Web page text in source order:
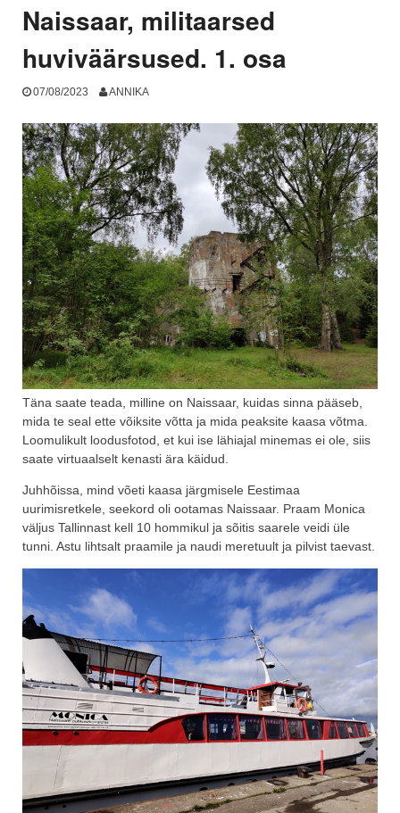
Naissaar, militaarsed
huviväärsused. 1. osa
07/08/2023 ANNIKA
Täna saate teada, milline on Naissaar, kuidas sinna pääseb,
mida te seal ette võiksite võtta ja mida peaksite kaasa võtma.
Loomulikult loodusfotod, et kui ise lähiajal minemas ei ole, siis
saate virtuaalselt kenasti ära käidud.
Juhhõissa, mind võeti kaasa järgmisele Eestimaa
uurimisretkele, seekord oli ootamas Naissaar. Praam Monica
väljus Tallinnast kell 10 hommikul ja sõitis saarele veidi üle
tunni. Astu lihtsalt praamile ja naudi meretuult ja pilvist taevast.